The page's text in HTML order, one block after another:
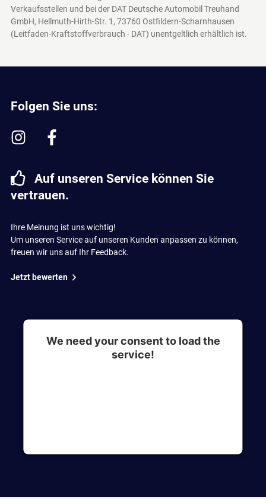
Verkaufsstellen und bei der DAT Deutsche Automobil Treuhand
GmbH, Hellmuth-Hirth-Str. 1, 73760 Ostfildern-Scharnhausen
(Leitfaden-Kraftstoffverbrauch - DAT) unentgeltlich erhältlich ist.
Folgen Sie uns:
Auf unseren Service können Sie
vertrauen.
Ihre Meinung ist uns wichtig!
Um unseren Service auf unseren Kunden anpassen zu können,
freuen wir uns auf Ihr Feedback.
Jetzt bewerten
We need your consent to load the
service!